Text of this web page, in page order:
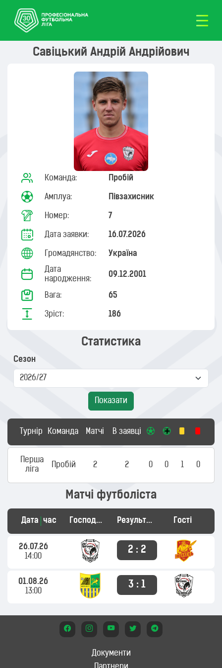
Савіцький Андрій Андрійович
Команда: Пробій
Амплуа: Півзахисник
Номер: 7
Дата заявки: 16.07.2026
Громадянство: Україна
Дата
народження:
09.12.2001
Вага: 65
Зріст: 186
Статистика
Сезон
Показати
Турнір Команда Матчі В заявці
Перша
ліга
Пробій 2 2 0 0 1 0
Матчі футболіста
Дата час Господарі Результат Гості
26.07.26
14:00
2 : 2
01.08.26
13:00
3 : 1
Документи